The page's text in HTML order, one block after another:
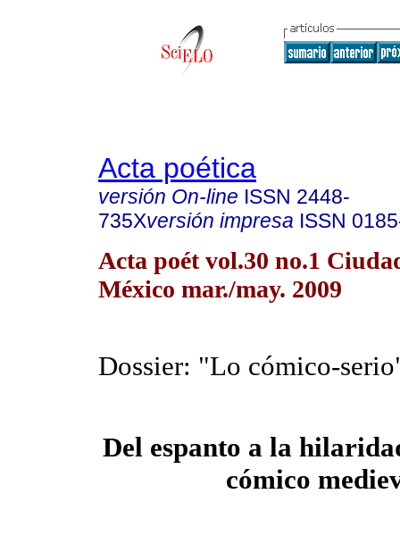
Acta poética
versión On-line ISSN 2448-
735Xversión impresa ISSN
Acta poét vol.30 no.1
México mar./may. 2009
Dossier: "Lo cómico-
Del espanto a la
cómico